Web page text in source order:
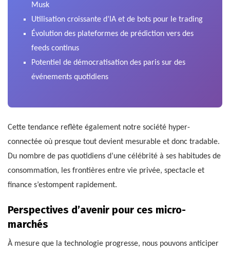
Musk
Utilisation croissante d’IA et de bots pour le trading
Évolution des plateformes de prédiction vers des
feeds continus
Potentiel de démocratisation des paris sur des
événements quotidiens
Cette tendance reflète également notre société hyper-
connectée où presque tout devient mesurable et donc tradable.
Du nombre de pas quotidiens d’une célébrité à ses habitudes de
consommation, les frontières entre vie privée, spectacle et
finance s’estompent rapidement.
Perspectives d’avenir pour ces micro-
marchés
À mesure que la technologie progresse, nous pouvons anticiper